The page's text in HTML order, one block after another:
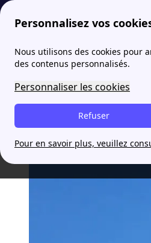
Personnalisez vos
Nous utilisons des cookies pour
des contenus personnalisés.
Personnaliser les cookies
Refuser
Pour en savoir plus, veuillez
papernest
Dernière
Sofia